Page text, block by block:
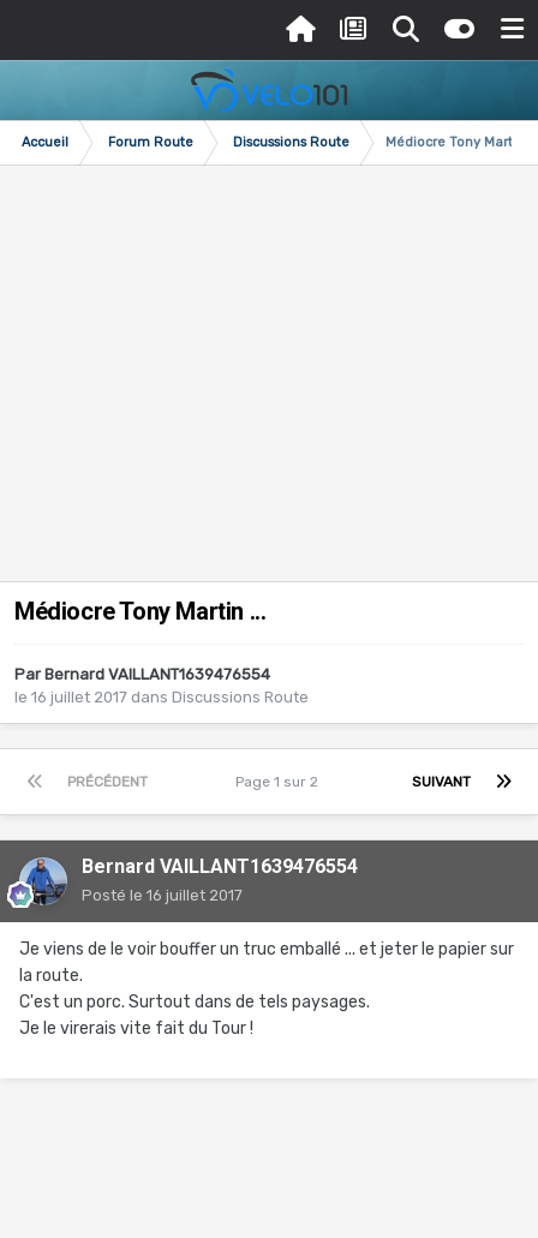
Accueil Forum Route Discussions Route Médiocre Tony Martin ...
Médiocre Tony Martin ...
Par Bernard VAILLANT1639476554
le 16 juillet 2017 dans Discussions Route
PRÉCÉDENT SUIVANT
Page 1 sur 2
Bernard VAILLANT1639476554
Posté le 16 juillet 2017
Je viens de le voir bouffer un truc emballé ... et jeter le papier sur
la route.
C'est un porc. Surtout dans de tels paysages.
Je le virerais vite fait du Tour !